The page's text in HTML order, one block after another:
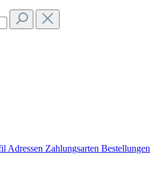
Adressen Zahlungsarten Bestellungen